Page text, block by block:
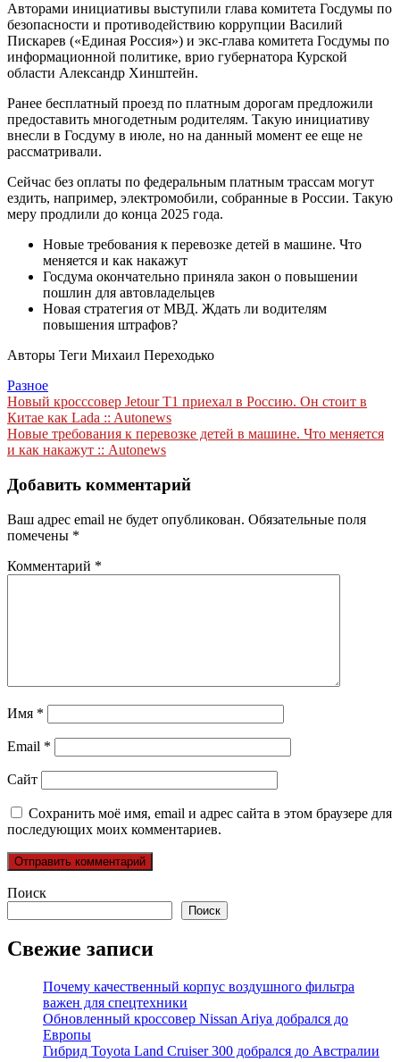
Авторами инициативы выступили глава комитета Госдумы по
безопасности и противодействию коррупции Василий
Пискарев («Единая Россия») и экс-глава комитета Госдумы по
информационной политике, врио губернатора Курской
области Александр Хинштейн.
Ранее бесплатный проезд по платным дорогам предложили
предоставить многодетным родителям. Такую инициативу
внесли в Госдуму в июле, но на данный момент ее еще не
рассматривали.
Сейчас без оплаты по федеральным платным трассам могут
ездить, например, электромобили, собранные в России. Такую
меру продлили до конца 2025 года.
Новые требования к перевозке детей в машине. Что
меняется и как накажут
Госдума окончательно приняла закон о повышении
пошлин для автовладельцев
Новая стратегия от МВД. Ждать ли водителям
повышения штрафов?
Авторы Теги Михаил Переходько
Разное
Навигация
по
записям
Новый кросссовер Jetour T1 приехал в Россию. Он стоит в
Китае как Lada :: Autonews
Новые требования к перевозке детей в машине. Что меняется
и как накажут :: Autonews
Добавить комментарий
Ваш адрес email не будет опубликован. Обязательные поля
помечены *
Комментарий *
Имя *
Email *
Сайт
Сохранить моё имя, email и адрес сайта в этом браузере для
последующих моих комментариев.
Поиск
Поиск
Свежие записи
Почему качественный корпус воздушного фильтра
важен для спецтехники
Обновленный кроссовер Nissan Ariya добрался до
Европы
Гибрид Toyota Land Cruiser 300 добрался до Австралии